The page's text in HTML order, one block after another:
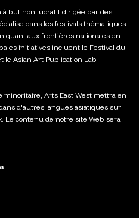
à but non lucratif dirigée par des
dans les festivals thématiques
quant aux frontières nationales en
initiatives incluent le Festival du
le Asian Art Publication Lab
Arts East-West mettra en
d'autres langues asiatiques sur
Le contenu de notre site Web sera